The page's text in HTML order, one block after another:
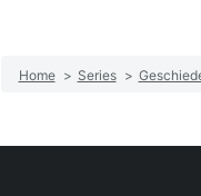
Home > Series >